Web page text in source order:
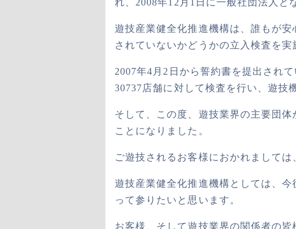
れ、2008年12月1日に一般社団法人と
遊技産業健全化推進機構は、誰もが
されていないかどうかの立入検査を
2007年4月2日から誓約書を提出され
30737店舗に対して検査を行い、遊技
そして、この度、遊技業界の主要団
ことになりました。
ご遊技されるお客様におかれまして
遊技産業健全化推進機構としては、
って参りたいと思います。
お客様、そして遊技業界の関係者の